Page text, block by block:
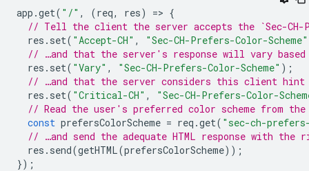
app .get( "/" , (req, res) => {
// Tell the client the server accepts the `Sec-CH-
res . set( "Accept-CH" , "Sec-CH-Prefers-Color-Scheme"
// …and that the server's response will vary
res . set( "Vary" , "Sec-CH-Prefers-Color-Scheme" );
// …and that the server considers this client
res . set( "Critical-CH" ,
"Sec-CH-Prefers-Color-
// Read the user's preferred color scheme from the
const prefersColorScheme = req .get( "sec-ch-
// …and send the adequate HTML response with the
res . send(getHTML(prefersColorScheme));
});